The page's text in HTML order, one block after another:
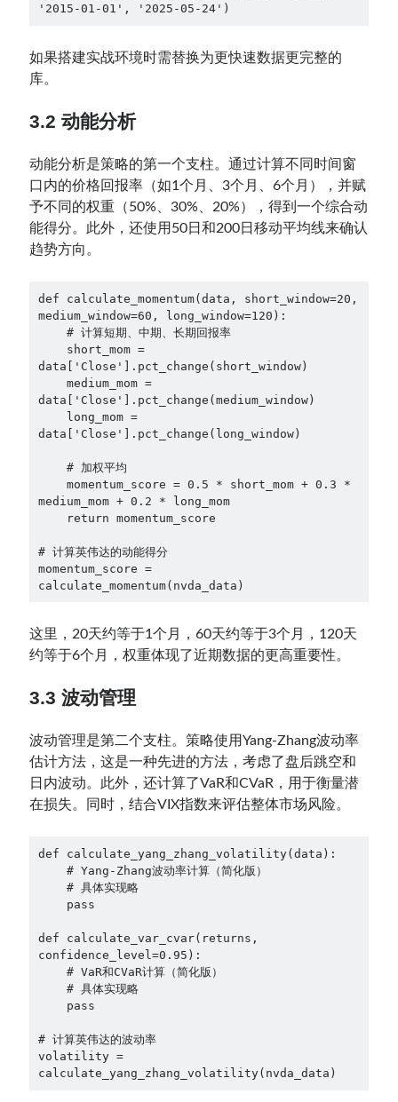
'2015-01-01', '2025-05-24')
如果搭建实战环境时需替换为更快速数据更完整的
库。
3.2 动能分析
动能分析是策略的第一个支柱。通过计算不同时间窗
口内的价格回报率（如1个月、3个月、6个月），并赋
予不同的权重（50%、30%、20%），得到一个综合动
能得分。此外，还使用50日和200日移动平均线来确认
趋势方向。
def calculate_momentum(data, short_window=20,
medium_window=60, long_window=120):
data['Close'].pct_change(short_window)
data['Close'].pct_change(medium_window)
data['Close'].pct_change(long_window)
medium_mom + 0.2 * long_mom
# 计算英伟达的动能得分
momentum_score =
calculate_momentum(nvda_data)
这里，20天约等于1个月，60天约等于3个月，120天
约等于6个月，权重体现了近期数据的更高重要性。
3.3 波动管理
波动管理是第二个支柱。策略使用Yang-Zhang波动率
估计方法，这是一种先进的方法，考虑了盘后跳空和
日内波动。此外，还计算了VaR和CVaR，用于衡量潜
在损失。同时，结合VIX指数来评估整体市场风险。
def calculate_yang_zhang_volatility(data):
def calculate_var_cvar(returns,
confidence_level=0.95):
# 计算英伟达的波动率
volatility =
calculate_yang_zhang_volatility(nvda_data)